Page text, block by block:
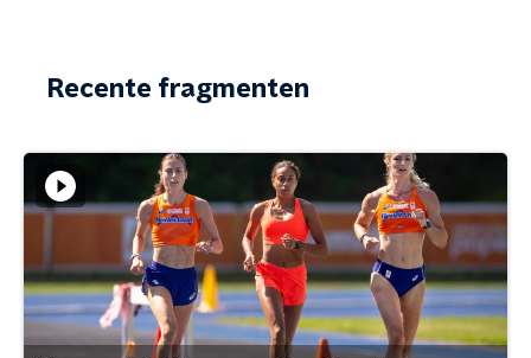
Recente fragmenten